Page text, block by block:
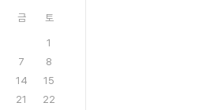
금 토
1
7
8
14
15
21
22